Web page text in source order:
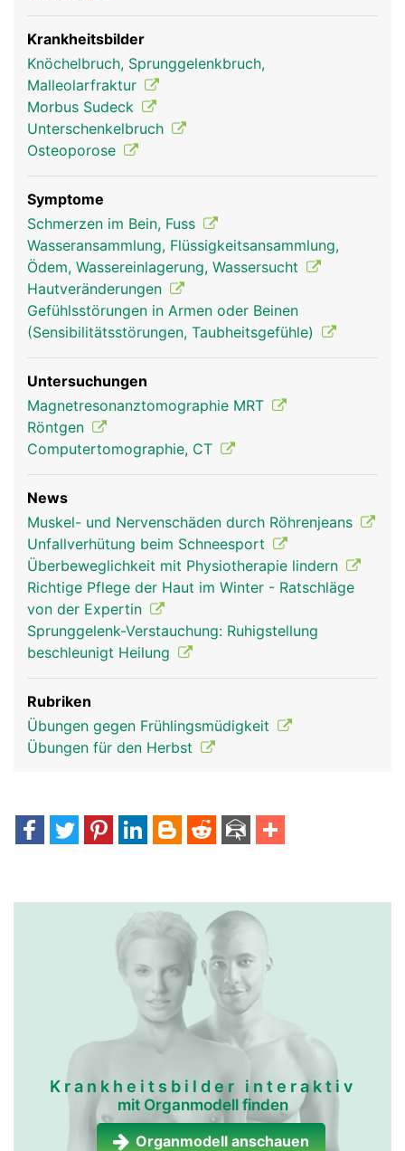
Unterschenkel Frau
Unterschenkel
Krankheitsbilder
Knöchelbruch, Sprunggelenkbruch,
Malleolarfraktur
Morbus Sudeck
Unterschenkelbruch
Osteoporose
Symptome
Schmerzen im Bein, Fuss
Wasseransammlung, Flüssigkeitsansammlung,
Ödem, Wassereinlagerung, Wassersucht
Hautveränderungen
Gefühlsstörungen in Armen oder Beinen
(Sensibilitätsstörungen, Taubheitsgefühle)
Untersuchungen
Magnetresonanztomographie MRT
Röntgen
Computertomographie, CT
News
Muskel- und Nervenschäden durch Röhrenjeans
Unfallverhütung beim Schneesport
Überbeweglichkeit mit Physiotherapie lindern
Richtige Pflege der Haut im Winter - Ratschläge
von der Expertin
Sprunggelenk-Verstauchung: Ruhigstellung
beschleunigt Heilung
Rubriken
Übungen gegen Frühlingsmüdigkeit
Übungen für den Herbst
Krankheitsbilder interaktiv
mit Organmodell finden
Organmodell anschauen